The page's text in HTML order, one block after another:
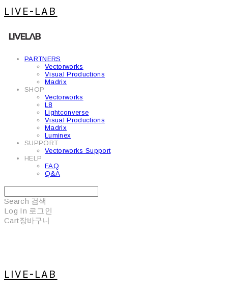
LIVE-LAB
PARTNERS
Vectorworks
Visual Productions
Madrix
SHOP
Vectorworks
L8
Lightconverse
Visual Productions
Madrix
Luminex
SUPPORT
Vectorworks Support
HELP
FAQ
Q&A
Search 검색
Log In 로그인
Cart장바구니
LIVE-LAB